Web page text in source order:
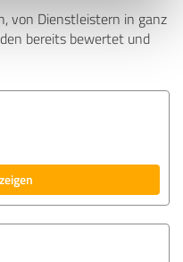
von Dienstleistern in ganz
bereits bewertet und